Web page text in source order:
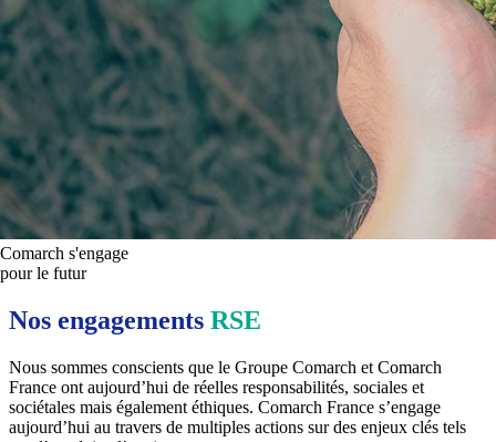
Comarch s'engage
pour le futur
Nos engagements RSE
Nous sommes conscients que le Groupe Comarch et Comarch
France ont aujourd’hui de réelles responsabilités, sociales et
sociétales mais également éthiques. Comarch France s’engage
aujourd’hui au travers de multiples actions sur des enjeux clés tels